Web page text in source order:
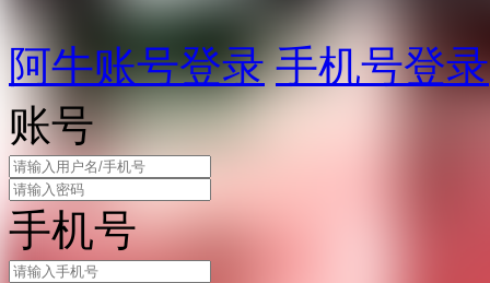
阿牛账号登录 手机号登录
账号
手机号